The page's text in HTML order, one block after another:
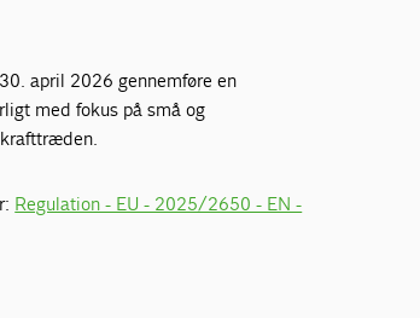
april 2026 gennemføre en
med fokus på små og
Regulation - EU - 2025/2650 - EN -